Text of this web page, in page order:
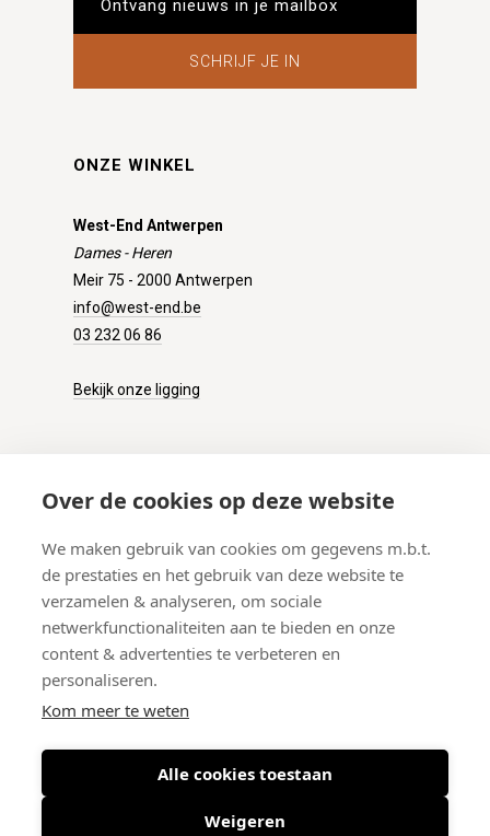
Over de cookies op deze website
We maken gebruik van cookies om gegevens m.b.t.
de prestaties en het gebruik van deze website te
verzamelen & analyseren, om sociale
netwerkfunctionaliteiten aan te bieden en onze
content & advertenties te verbeteren en
personaliseren.
Kom meer te weten
Alle cookies toestaan
Weigeren
SCHRIJF JE IN
ONZE WINKEL
West-End Antwerpen
Dames - Heren
Meir 75 - 2000 Antwerpen
info@west-end.be
03 232 06 86
Bekijk onze ligging
Verzenden
Retourneren
Betalen
Veelgestelde vragen
© 2026 West-End BV-Meir 75, 2000 Antwerpen (België)
Algemene voorwaarden